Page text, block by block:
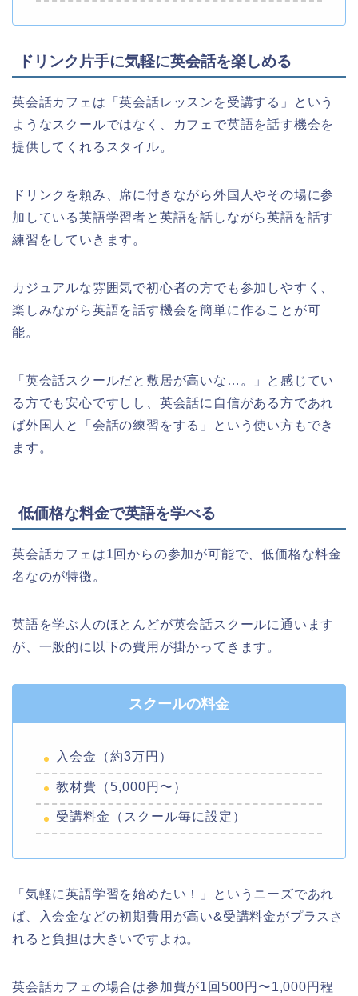
ドリンク片手に気軽に英会話を楽しめる
英会話カフェは「英会話レッスンを受講する」という
ようなスクールではなく、カフェで英語を話す機会を
提供してくれるスタイル。
ドリンクを頼み、席に付きながら外国人やその場に参
加している英語学習者と英語を話しながら英語を話す
練習をしていきます。
カジュアルな雰囲気で初心者の方でも参加しやすく、
楽しみながら英語を話す機会を簡単に作ることが可
能。
「英会話スクールだと敷居が高いな…。」と感じてい
る方でも安心ですしし、英会話に自信がある方であれ
ば外国人と「会話の練習をする」という使い方もでき
ます。
低価格な料金で英語を学べる
英会話カフェは1回からの参加が可能で、低価格な料金
名なのが特徴。
英語を学ぶ人のほとんどが英会話スクールに通います
が、一般的に以下の費用が掛かってきます。
スクールの料金
入会金（約3万円）
教材費（5,000円〜）
受講料金（スクール毎に設定）
「気軽に英語学習を始めたい！」というニーズであれ
ば、入会金などの初期費用が高い&受講料金がプラスさ
れると負担は大きいですよね。
英会話カフェの場合は参加費が1回500円〜1,000円程